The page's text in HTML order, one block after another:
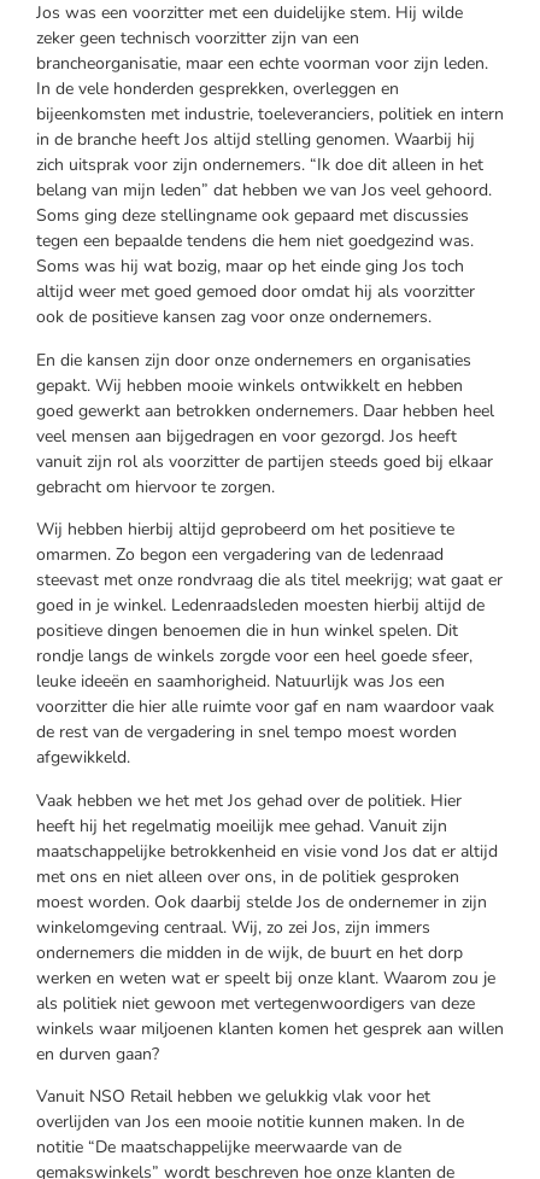
Jos was een voorzitter met een duidelijke stem. Hij wilde
zeker geen technisch voorzitter zijn van een
brancheorganisatie, maar een echte voorman voor zijn leden.
In de vele honderden gesprekken, overleggen en
bijeenkomsten met industrie, toeleveranciers, politiek en intern
in de branche heeft Jos altijd stelling genomen. Waarbij hij
zich uitsprak voor zijn ondernemers. “Ik doe dit alleen in het
belang van mijn leden” dat hebben we van Jos veel gehoord.
Soms ging deze stellingname ook gepaard met discussies
tegen een bepaalde tendens die hem niet goedgezind was.
Soms was hij wat bozig, maar op het einde ging Jos toch
altijd weer met goed gemoed door omdat hij als voorzitter
ook de positieve kansen zag voor onze ondernemers.
En die kansen zijn door onze ondernemers en organisaties
gepakt. Wij hebben mooie winkels ontwikkelt en hebben
goed gewerkt aan betrokken ondernemers. Daar hebben heel
veel mensen aan bijgedragen en voor gezorgd. Jos heeft
vanuit zijn rol als voorzitter de partijen steeds goed bij elkaar
gebracht om hiervoor te zorgen.
Wij hebben hierbij altijd geprobeerd om het positieve te
omarmen. Zo begon een vergadering van de ledenraad
steevast met onze rondvraag die als titel meekrijg; wat gaat er
goed in je winkel. Ledenraadsleden moesten hierbij altijd de
positieve dingen benoemen die in hun winkel spelen. Dit
rondje langs de winkels zorgde voor een heel goede sfeer,
leuke ideeën en saamhorigheid. Natuurlijk was Jos een
voorzitter die hier alle ruimte voor gaf en nam waardoor vaak
de rest van de vergadering in snel tempo moest worden
afgewikkeld.
Vaak hebben we het met Jos gehad over de politiek. Hier
heeft hij het regelmatig moeilijk mee gehad. Vanuit zijn
maatschappelijke betrokkenheid en visie vond Jos dat er altijd
met ons en niet alleen over ons, in de politiek gesproken
moest worden. Ook daarbij stelde Jos de ondernemer in zijn
winkelomgeving centraal. Wij, zo zei Jos, zijn immers
ondernemers die midden in de wijk, de buurt en het dorp
werken en weten wat er speelt bij onze klant. Waarom zou je
als politiek niet gewoon met vertegenwoordigers van deze
winkels waar miljoenen klanten komen het gesprek aan willen
en durven gaan?
Vanuit NSO Retail hebben we gelukkig vlak voor het
overlijden van Jos een mooie notitie kunnen maken. In de
notitie “De maatschappelijke meerwaarde van de
gemakswinkels” wordt beschreven hoe onze klanten de